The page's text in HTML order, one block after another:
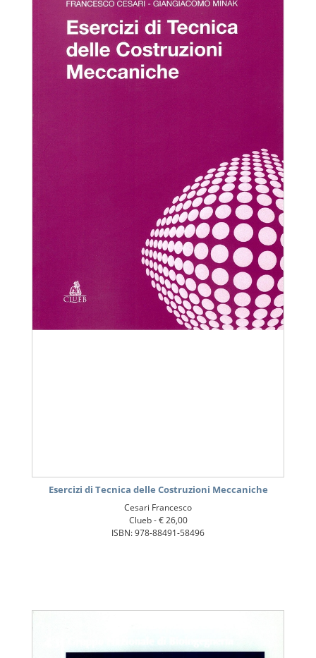
Esercizi di Tecnica delle Costruzioni Meccaniche
Cesari Francesco
Clueb -€ 26,00
ISBN: 978-88491-58496